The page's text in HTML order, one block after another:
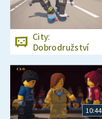
City:
Dobrodružství
10:44